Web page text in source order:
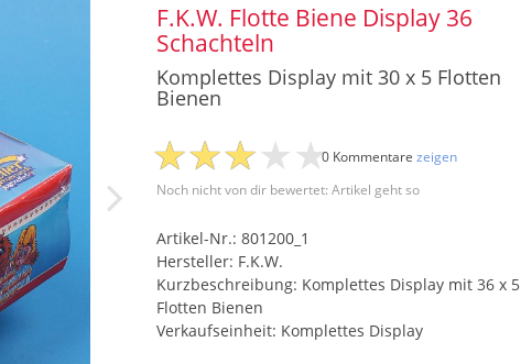
F.K.W. Flotte Biene Display 36
Schachteln
Komplettes Display mit 30 x 5 Flotten
Bienen
Noch nicht von dir bewertet: Artikel geht so
0 Kommentare zeigen
Artikel-Nr.: 801200_1
Hersteller: F.K.W.
Kurzbeschreibung: Komplettes Display mit 36 x 5
Flotten Bienen
Verkaufseinheit: Komplettes Display